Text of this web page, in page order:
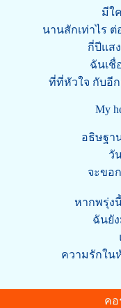
มีใ
นานสักเท่าไร
กี่ปีแส
ฉันเชื่
ที่ที่หัวใจ กับอี
My
อธิษฐา
วั
จะขอ
หากพรุ่ง
ฉันยั
ความรักใน
คอ